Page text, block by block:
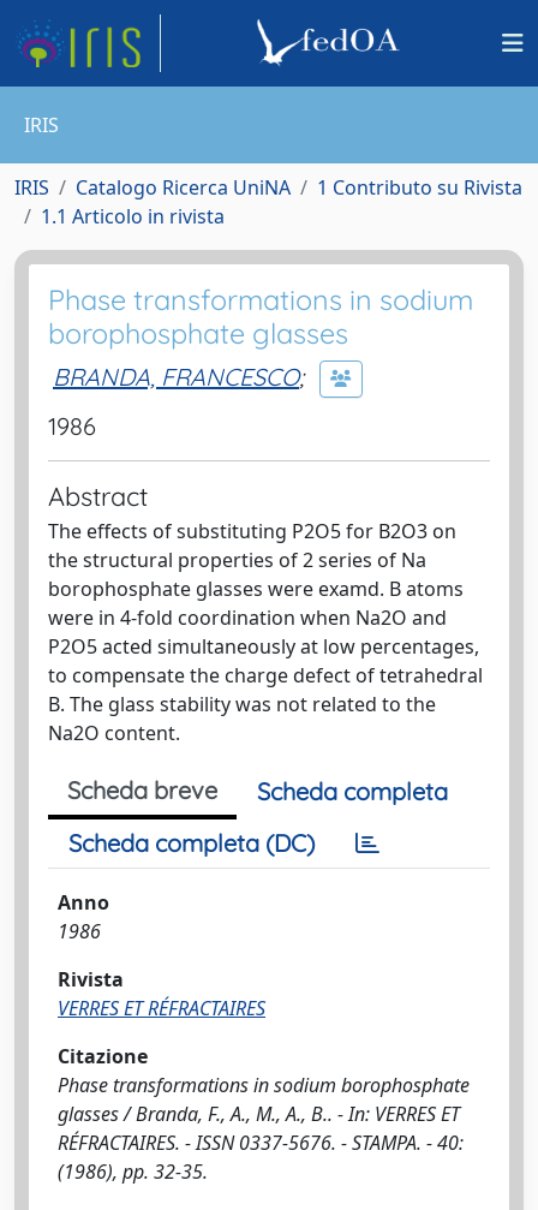
IRIS
IRIS Catalogo Ricerca UniNA
1 Contributo su Rivista
1.1 Articolo in rivista
Phase transformations in sodium
borophosphate glasses
BRANDA, FRANCESCO;
1986
Abstract
The effects of substituting P2O5 for B2O3 on
the structural properties of 2 series of Na
borophosphate glasses were examd. B atoms
were in 4-fold coordination when Na2O and
P2O5 acted simultaneously at low percentages,
to compensate the charge defect of tetrahedral
B. The glass stability was not related to the
Na2O content.
Scheda breve
Scheda completa
Scheda completa (DC)
Anno
1986
Rivista
VERRES ET RÉFRACTAIRES
Citazione
Phase transformations in sodium borophosphate
glasses / Branda, F., A., M., A., B.. - In: VERRES ET
RÉFRACTAIRES. - ISSN 0337-5676. - STAMPA. - 40:
(1986), pp. 32-35.